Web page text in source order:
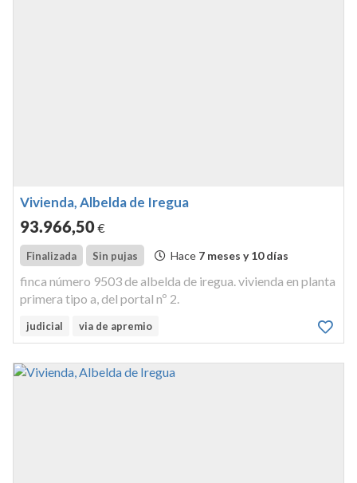
Vivienda, Albelda de Iregua
93.966,50€
Finalizada Sin pujas Hace 7 meses y 10 días
finca número 9503 de albelda de iregua. vivienda en planta
primera tipo a, del portal nº 2.
judicial via de apremio